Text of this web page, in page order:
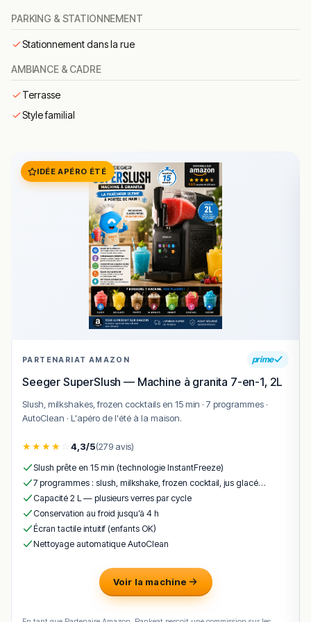
profitant de l’animation contenue du marché couvert.
Cuisine & concept
Le concept repose sur la mise en avant des produits
Bayonne, saucisson sec, lard fumé, pâtés artisanaux et
Préparé à la minute avec une demi-baguette
croustillante, il se décline en jambon-beurre classique,
sandwich au comté affiné, sandwich charcuterie lorraine
ou panini jambon-fromage. Le rapport qualité-prix est
régulièrement salué.
Pour ceux qui souhaitent manger sur place, L’Assiette du
Marché propose chaque midi un menu autour des
spécialités de la boutique. Planches à partager, salades
fraîches et plat du jour rythment la formule, dans une
logique de cuisine simple et généreuse.
complètent l’offre avec mozzarella, charcuterie ibérique,
repas aux accents méditerranéens sans quitter la halle.
🍽️ Carte & plats emblématiques
leur sandwich jambon-beurre
le sandwich charcuterie lorraine– assortiment du
terroir mosellan généreusement garni.
le sandwich au comté– beurre, comté affiné,
baguette du jour, simple et efficace.
le panini jambon-fromage
en formule rapide.
la planche de charcuterie– sélection à partager, à
emporter ou à savourer dans la cour.
PARKING & STATIONNEMENT
Stationnement dans la rue
AMBIANCE & CADRE
Terrasse
Style familial
IDÉE APÉRO ÉTÉ
PARTENARIAT AMAZON prime
Seeger SuperSlush — Machine à granita 7-en-1, 2L
Slush, milkshakes, frozen cocktails en 15 min · 7 programmes ·
AutoClean · L'apéro de l'été à la maison.
★★★★ 4,3/5(279 avis)
Slush prête en 15 min (technologie InstantFreeze)
7 programmes : slush, milkshake, frozen cocktail, jus glacé…
Capacité 2 L — plusieurs verres par cycle
Conservation au froid jusqu’à 4 h
Écran tactile intuitif (enfants OK)
Nettoyage automatique AutoClean
Voir la machine